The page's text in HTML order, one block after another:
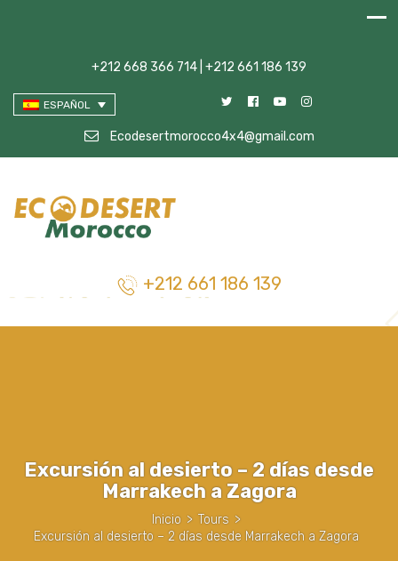
+212 668 366 714 | +212 661 186 139
ESPAÑOL
Ecodesertmorocco4x4@gmail.com
+212 661 186 139
Excursión al desierto – 2 días desde
Marrakech a Zagora
Inicio > Tours >
Excursión al desierto – 2 días desde Marrakech a Zagora